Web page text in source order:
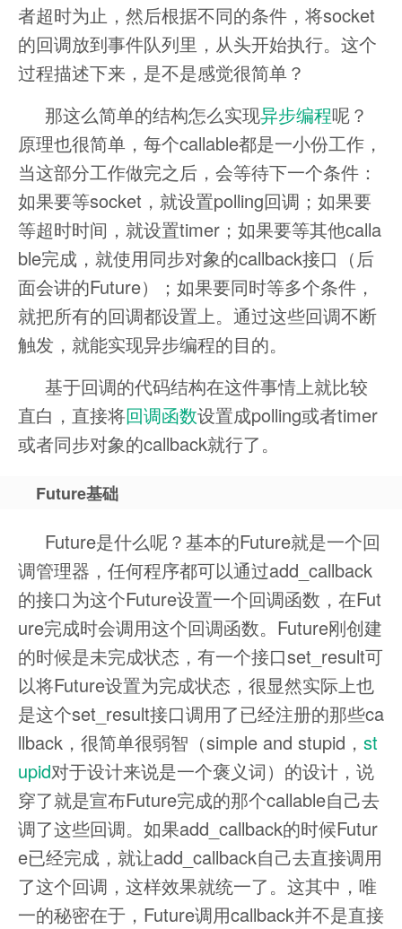
者超时为止，然后根据不同的条件，将socket
的回调放到事件队列里，从头开始执行。这个
过程描述下来，是不是感觉很简单？
那这么简单的结构怎么实现异步编程呢？
原理也很简单，每个callable都是一小份工作，
当这部分工作做完之后，会等待下一个条件：
如果要等socket，就设置polling回调；如果要
等超时时间，就设置timer；如果要等其他calla
ble完成，就使用同步对象的callback接口（后
面会讲的Future）；如果要同时等多个条件，
就把所有的回调都设置上。通过这些回调不断
触发，就能实现异步编程的目的。
基于回调的代码结构在这件事情上就比较
直白，直接将回调函数设置成polling或者timer
或者同步对象的callback就行了。
Future基础
Future是什么呢？基本的Future就是一个回
调管理器，任何程序都可以通过add_callback
的接口为这个Future设置一个回调函数，在Fut
ure完成时会调用这个回调函数。Future刚创建
的时候是未完成状态，有一个接口set_result可
以将Future设置为完成状态，很显然实际上也
是这个set_result接口调用了已经注册的那些ca
llback，很简单很弱智（simple and stupid， st
upid对于设计来说是一个褒义词）的设计，说
穿了就是宣布Future完成的那个callable自己去
调了这些回调。如果add_callback的时候Futur
e已经完成，就让add_callback自己去直接调用
了这个回调，这样效果就统一了。这其中，唯
一的秘密在于，Future调用callback并不是直接